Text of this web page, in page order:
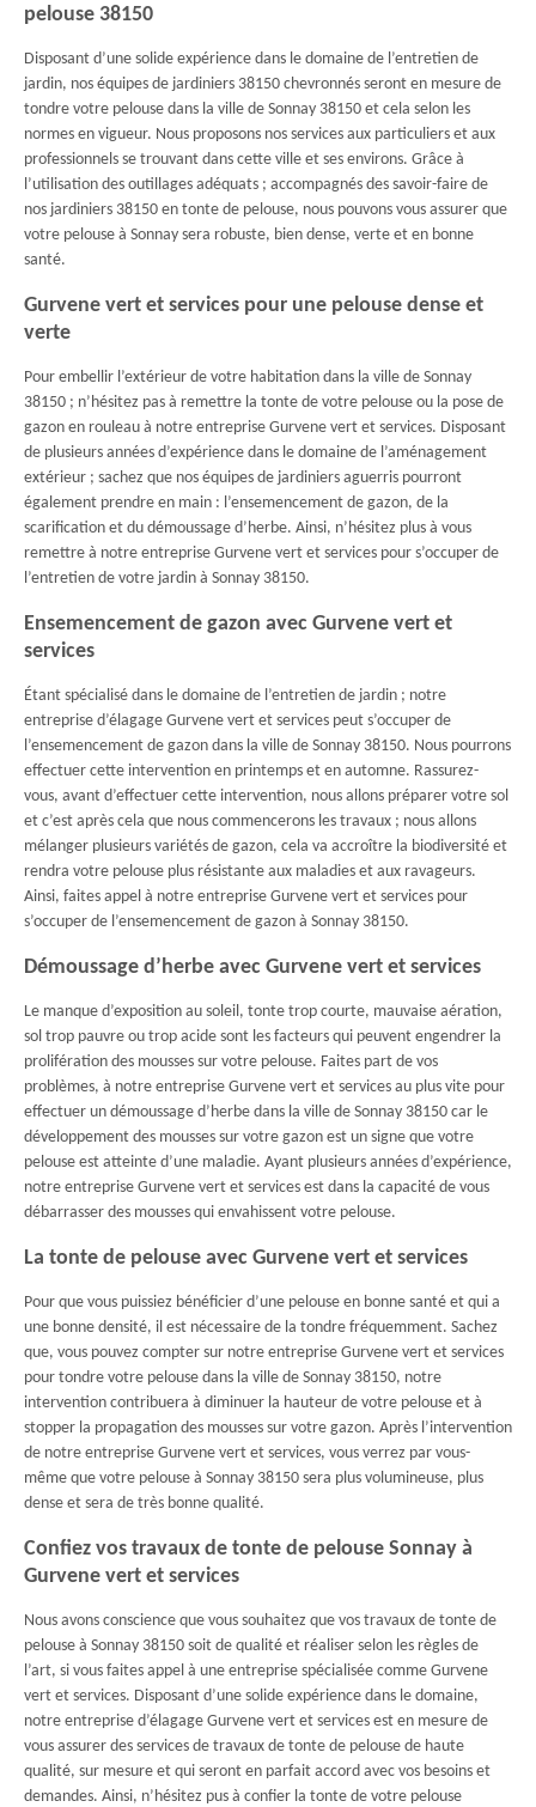
pelouse 38150
Disposant d’une solide expérience dans le domaine de l’entretien de
jardin, nos équipes de jardiniers 38150 chevronnés seront en mesure de
tondre votre pelouse dans la ville de Sonnay 38150 et cela selon les
normes en vigueur. Nous proposons nos services aux particuliers et aux
professionnels se trouvant dans cette ville et ses environs. Grâce à
l’utilisation des outillages adéquats ; accompagnés des savoir-faire de
nos jardiniers 38150 en tonte de pelouse, nous pouvons vous assurer que
votre pelouse à Sonnay sera robuste, bien dense, verte et en bonne
santé.
Gurvene vert et services pour une pelouse dense et
verte
Pour embellir l’extérieur de votre habitation dans la ville de Sonnay
38150 ; n’hésitez pas à remettre la tonte de votre pelouse ou la pose de
gazon en rouleau à notre entreprise Gurvene vert et services. Disposant
de plusieurs années d’expérience dans le domaine de l’aménagement
extérieur ; sachez que nos équipes de jardiniers aguerris pourront
également prendre en main : l’ensemencement de gazon, de la
scarification et du démoussage d’herbe. Ainsi, n’hésitez plus à vous
remettre à notre entreprise Gurvene vert et services pour s’occuper de
l’entretien de votre jardin à Sonnay 38150.
Ensemencement de gazon avec Gurvene vert et
services
Étant spécialisé dans le domaine de l’entretien de jardin ; notre
entreprise d’élagage Gurvene vert et services peut s’occuper de
l’ensemencement de gazon dans la ville de Sonnay 38150. Nous pourrons
effectuer cette intervention en printemps et en automne. Rassurez-
vous, avant d’effectuer cette intervention, nous allons préparer votre sol
et c’est après cela que nous commencerons les travaux ; nous allons
mélanger plusieurs variétés de gazon, cela va accroître la biodiversité et
rendra votre pelouse plus résistante aux maladies et aux ravageurs.
Ainsi, faites appel à notre entreprise Gurvene vert et services pour
s’occuper de l’ensemencement de gazon à Sonnay 38150.
Démoussage d’herbe avec Gurvene vert et services
Le manque d’exposition au soleil, tonte trop courte, mauvaise aération,
sol trop pauvre ou trop acide sont les facteurs qui peuvent engendrer la
prolifération des mousses sur votre pelouse. Faites part de vos
problèmes, à notre entreprise Gurvene vert et services au plus vite pour
effectuer un démoussage d’herbe dans la ville de Sonnay 38150 car le
développement des mousses sur votre gazon est un signe que votre
pelouse est atteinte d’une maladie. Ayant plusieurs années d’expérience,
notre entreprise Gurvene vert et services est dans la capacité de vous
débarrasser des mousses qui envahissent votre pelouse.
La tonte de pelouse avec Gurvene vert et services
Pour que vous puissiez bénéficier d’une pelouse en bonne santé et qui a
une bonne densité, il est nécessaire de la tondre fréquemment. Sachez
que, vous pouvez compter sur notre entreprise Gurvene vert et services
pour tondre votre pelouse dans la ville de Sonnay 38150, notre
intervention contribuera à diminuer la hauteur de votre pelouse et à
stopper la propagation des mousses sur votre gazon. Après l’intervention
de notre entreprise Gurvene vert et services, vous verrez par vous-
même que votre pelouse à Sonnay 38150 sera plus volumineuse, plus
dense et sera de très bonne qualité.
Confiez vos travaux de tonte de pelouse Sonnay à
Gurvene vert et services
Nous avons conscience que vous souhaitez que vos travaux de tonte de
pelouse à Sonnay 38150 soit de qualité et réaliser selon les règles de
l’art, si vous faites appel à une entreprise spécialisée comme Gurvene
vert et services. Disposant d’une solide expérience dans le domaine,
notre entreprise d’élagage Gurvene vert et services est en mesure de
vous assurer des services de travaux de tonte de pelouse de haute
qualité, sur mesure et qui seront en parfait accord avec vos besoins et
demandes. Ainsi, n’hésitez pus à confier la tonte de votre pelouse